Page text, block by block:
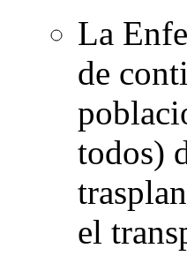
La
de
todos)
el